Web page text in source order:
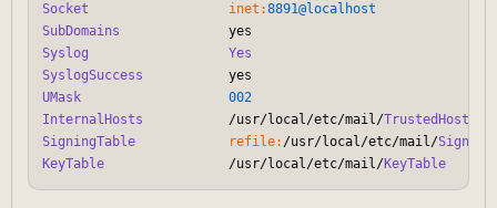
Socket
inet:8891@localhost
SubDomains
Syslog
Yes
SyslogSuccess
UMask
002
InternalHosts
           /usr/local/etc/mail/
TrustedHosts
SigningTable
refile: /usr/local/etc/mail/
KeyTable
                /usr/local/etc/mail/
KeyTable